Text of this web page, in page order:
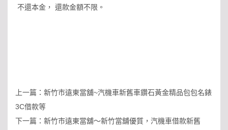
不還本金， 還款金額不限。
上一篇： 新竹市遠東當舖~汽機車新舊車鑽石黃金精品包包名錶
3C借款等
下一篇： 新竹市遠東當舖～新竹當舖優質，汽機車借款新舊